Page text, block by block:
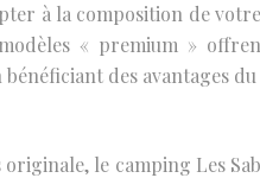
à la composition de
« premium »
des avantages
le camping Les